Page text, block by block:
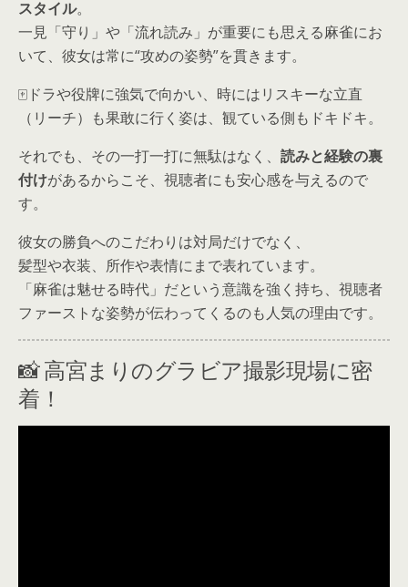
スタイル。
一見「守り」や「流れ読み」が重要にも思える麻雀にお
いて、彼女は常に“攻めの姿勢”を貫きます。
🀄ドラや役牌に強気で向かい、時にはリスキーな立直
（リーチ）も果敢に行く姿は、観ている側もドキドキ。
それでも、その一打一打に無駄はなく、 読みと経験の裏
付けがあるからこそ、視聴者にも安心感を与えるので
す。
彼女の勝負へのこだわりは対局だけでなく、
髪型や衣装、所作や表情にまで表れています。
「麻雀は魅せる時代」だという意識を強く持ち、視聴者
ファーストな姿勢が伝わってくるのも人気の理由です。
📸 高宮まりのグラビア撮影現場に密
着！